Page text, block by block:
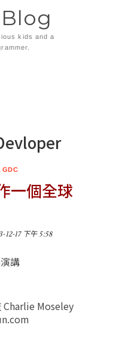
kids and a
GDC
一個全球
12-17 下午 5:58
講
Charlie Moseley